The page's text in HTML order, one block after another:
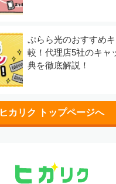
ぷらら光のおすすめ
較！代理店5社のキャ
典を徹底解説！
ヒカリク トップページへ